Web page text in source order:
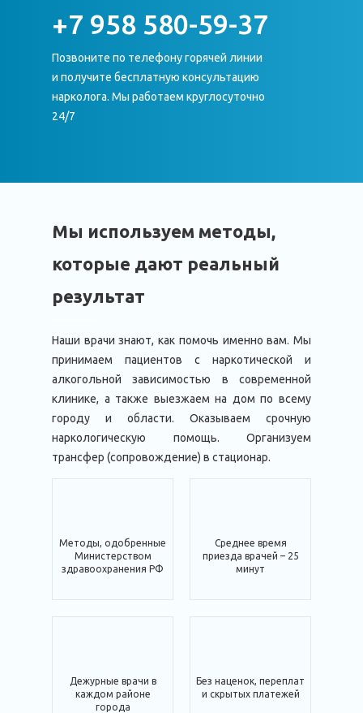
+7 958 580-59-37
Позвоните по телефону горячей линии
и получите бесплатную консультацию
нарколога. Мы работаем круглосуточно
24/7
Мы используем методы,
которые дают реальный
результат
Наши врачи знают, как помочь именно вам. Мы
принимаем пациентов с наркотической и
алкогольной зависимостью в современной
клинике, а также выезжаем на дом по всему
городу и области. Оказываем срочную
наркологическую помощь. Организуем
трансфер (сопровождение) в стационар.
Методы, одобренные
Министерством
здравоохранения РФ
Среднее время
приезда врачей – 25
минут
Дежурные врачи в
каждом районе
города
Без наценок, переплат
и скрытых платежей